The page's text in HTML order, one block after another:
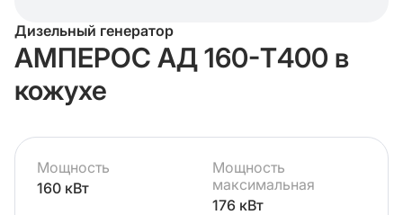
Дизельный генератор
АМПЕРОС АД 160-Т400 в
кожухе
Мощность
160 кВт
Мощность
максимальная
176 кВт